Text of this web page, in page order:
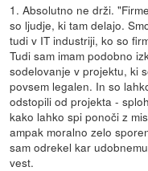
1. Absolutno ne drži.
so ljudje, ki tam delajo.
tudi v IT industriji, ko so
Tudi sam imam podobno
sodelovanje v projektu, ki
povsem legalen. In so
odstopili od projekta -
kako lahko spi ponoči z
ampak moralno zelo
sam odrekel kar
vest.